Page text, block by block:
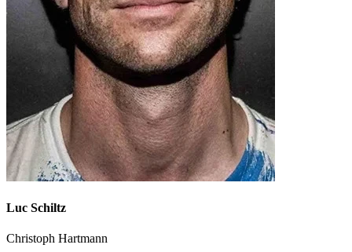
Luc Schiltz
Christoph Hartmann